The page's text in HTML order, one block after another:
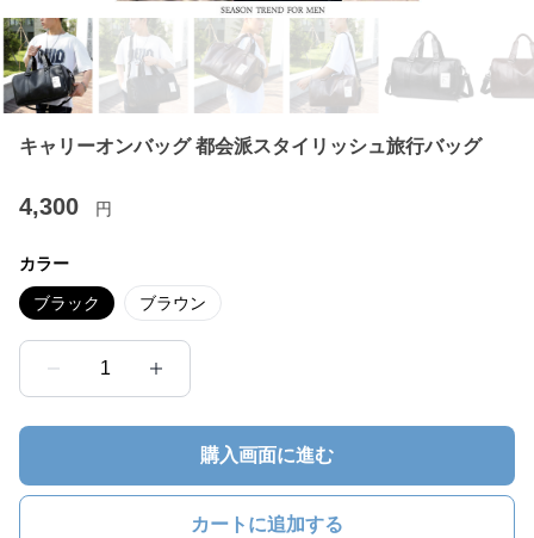
キャリーオンバッグ 都会派スタイリッシュ旅行バッグ
4,300 円
カラー
ブラック ブラウン
1
購入画面に進む
カートに追加する